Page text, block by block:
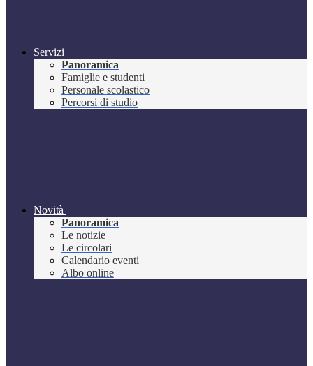
Servizi
Panoramica
Famiglie e studenti
Personale scolastico
Percorsi di studio
Novità
Panoramica
Le notizie
Le circolari
Calendario eventi
Albo online